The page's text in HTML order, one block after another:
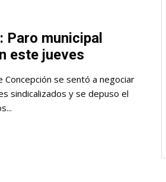
Paro municipal
este jueves
Concepción se sentó a negociar
sindicalizados y se depuso el